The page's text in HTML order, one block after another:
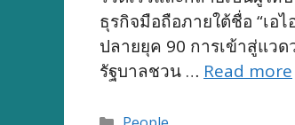
ธุรกิจมือถือภายใต้ชื่อ “เอ
ปลายยุค 90 การเข้าสู่แว
รัฐบาลชวน … Read more